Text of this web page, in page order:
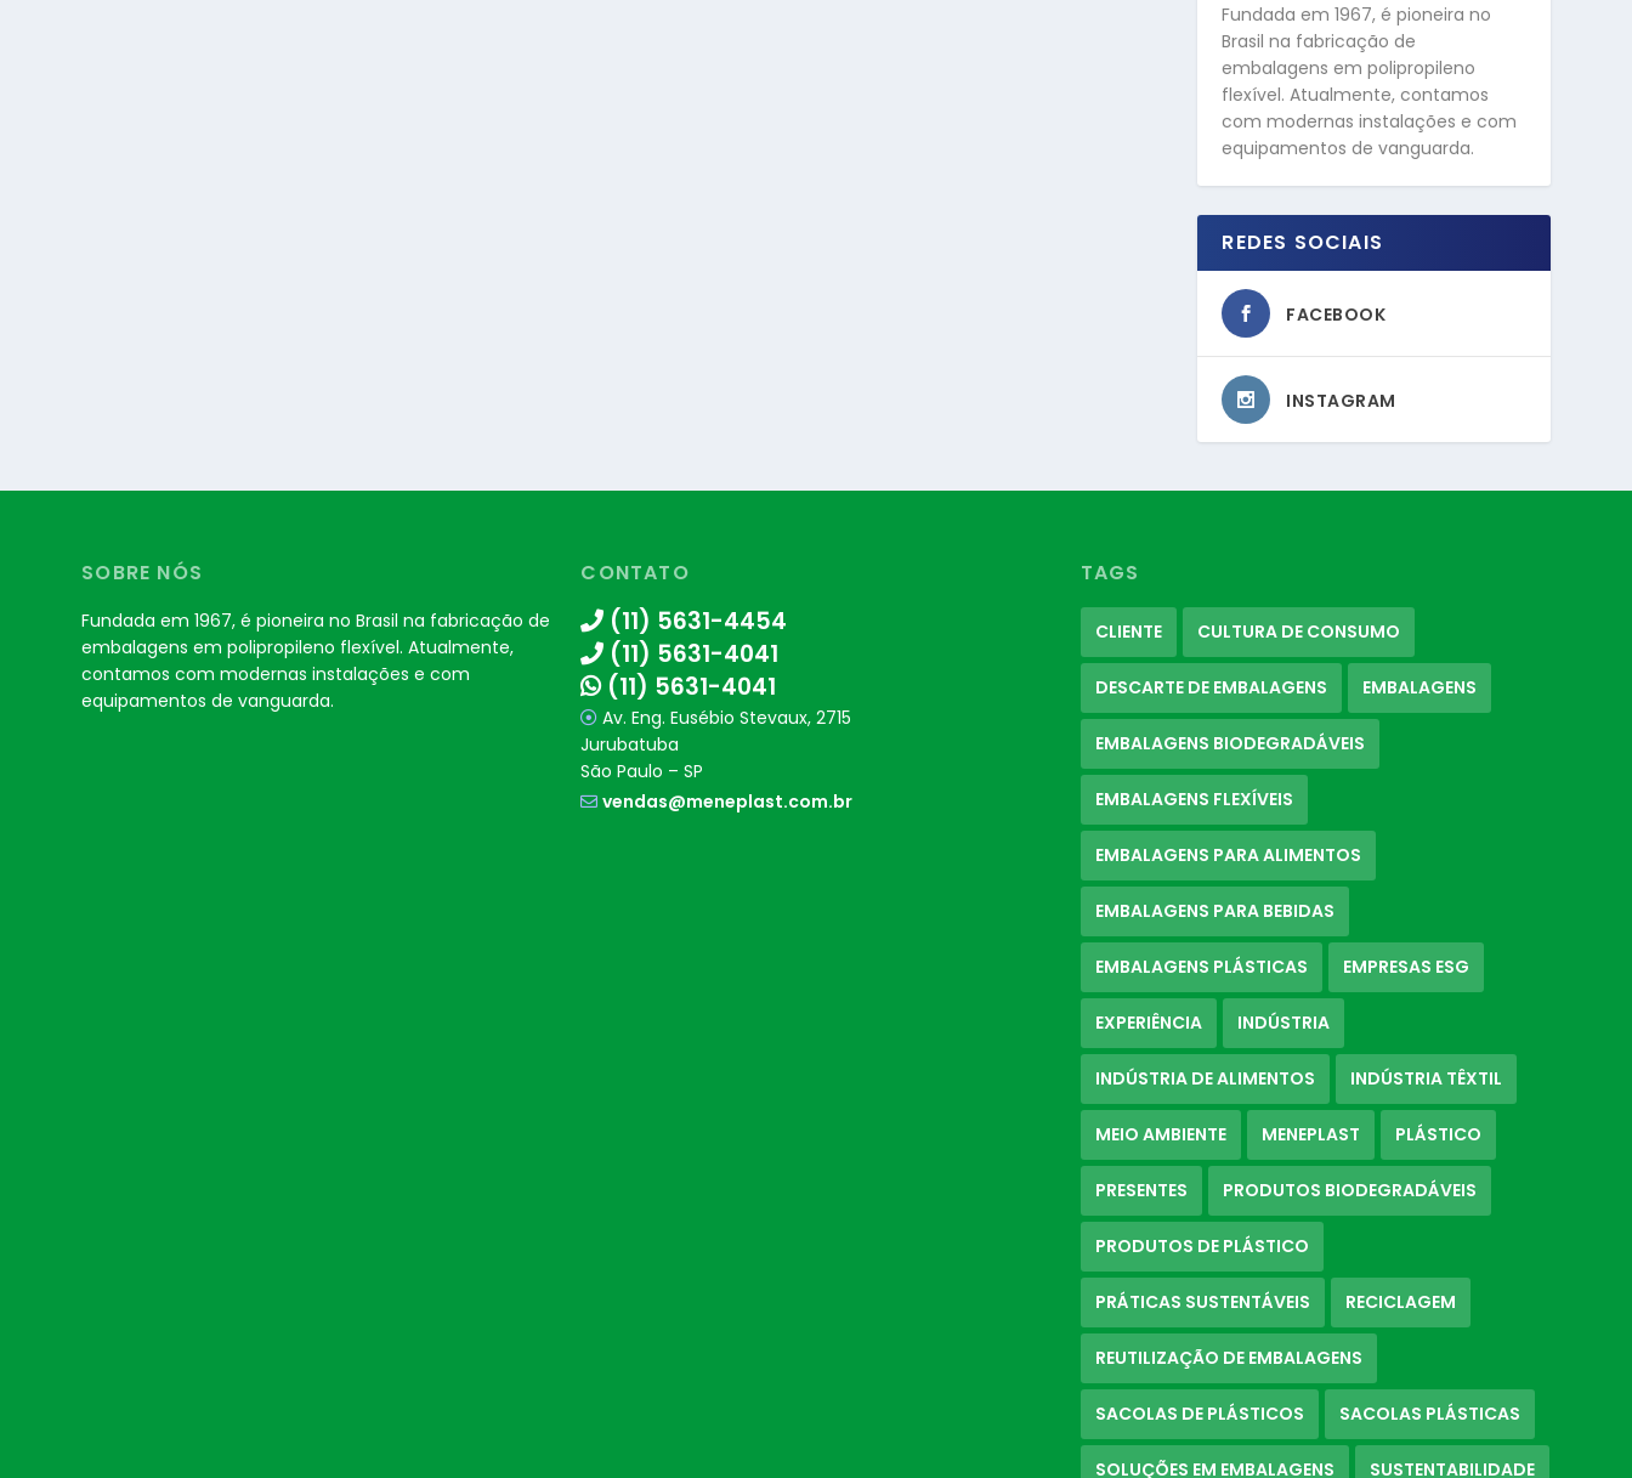
Fundada em 1967, é pioneira no
Brasil na fabricação de
embalagens em polipropileno
flexível. Atualmente, contamos
com modernas instalações e com
equipamentos de vanguarda.
REDES SOCIAIS
FACEBOOK
INSTAGRAM
SOBRE NÓS
Fundada em 1967, é pioneira no Brasil na fabricação de
embalagens em polipropileno flexível. Atualmente,
contamos com modernas instalações e com
equipamentos de vanguarda.
CONTATO
(11) 5631-4454
(11) 5631-4041
(11) 5631-4041
Av. Eng. Eusébio Stevaux, 2715
Jurubatuba
São Paulo – SP
vendas@meneplast.com.br
TAGS
CLIENTE CULTURA DE CONSUMO
DESCARTE DE EMBALAGENS EMBALAGENS
EMBALAGENS BIODEGRADÁVEIS
EMBALAGENS FLEXÍVEIS
EMBALAGENS PARA ALIMENTOS
EMBALAGENS PARA BEBIDAS
EMBALAGENS PLÁSTICAS EMPRESAS ESG
EXPERIÊNCIA INDÚSTRIA
INDÚSTRIA DE ALIMENTOS INDÚSTRIA TÊXTIL
MEIO AMBIENTE MENEPLAST PLÁSTICO
PRESENTES PRODUTOS BIODEGRADÁVEIS
PRODUTOS DE PLÁSTICO
PRÁTICAS SUSTENTÁVEIS RECICLAGEM
REUTILIZAÇÃO DE EMBALAGENS
SACOLAS DE PLÁSTICOS SACOLAS PLÁSTICAS
SOLUÇÕES EM EMBALAGENS SUSTENTABILIDADE